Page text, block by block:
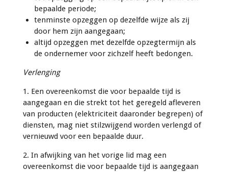
bepaalde periode;
tenminste opzeggen op dezelfde wijze als zij
door hem zijn aangegaan;
altijd opzeggen met dezelfde opzegtermijn als
de ondernemer voor zichzelf heeft bedongen.
Verlenging
1. Een overeenkomst die voor bepaalde tijd is
aangegaan en die strekt tot het geregeld afleveren
van producten (elektriciteit daaronder begrepen) of
diensten, mag niet stilzwijgend worden verlengd of
vernieuwd voor een bepaalde duur.
2. In afwijking van het vorige lid mag een
overeenkomst die voor bepaalde tijd is aangegaan